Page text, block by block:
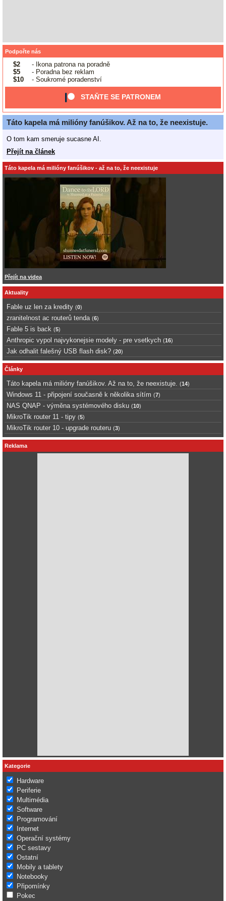
Podpořte nás
$2
- Ikona patrona na poradně
$5
- Poradna bez reklam
$10
- Soukromé poradenství
STAŇTE SE PATRONEM
Táto kapela má milióny fanúšikov. Až na to, že neexistuje.
O tom kam smeruje sucasne AI.
Přejít na článek
Táto kapela má milióny fanúšikov - až na to, že neexistuje
Přejít na videa
Aktuality
Fable uz len za kredity (0)
zranitelnost ac routerů tenda (6)
Fable 5 is back (5)
Anthropic vypol najvykonejsie modely - pre vsetkych (16)
Jak odhalit falešný USB flash disk? (20)
Články
Táto kapela má milióny fanúšikov. Až na to, že neexistuje. (14)
Windows 11 - připojení současně k několika sítím (7)
NAS QNAP - výměna systémového disku (10)
MikroTik router 11 - tipy (5)
MikroTik router 10 - upgrade routeru (3)
Reklama
Kategorie
Hardware
Periferie
Multimédia
Software
Programování
Internet
Operační systémy
PC sestavy
Ostatní
Mobily a tablety
Notebooky
Připomínky
Pokec